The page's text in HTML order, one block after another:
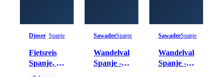
Djoser Spanje
Fietsreis
Spanje, 8
SawadeeSpanje
Wandelvakantie
Spanje -
SawadeeSpanje
Wandelvakantie
Spanje -